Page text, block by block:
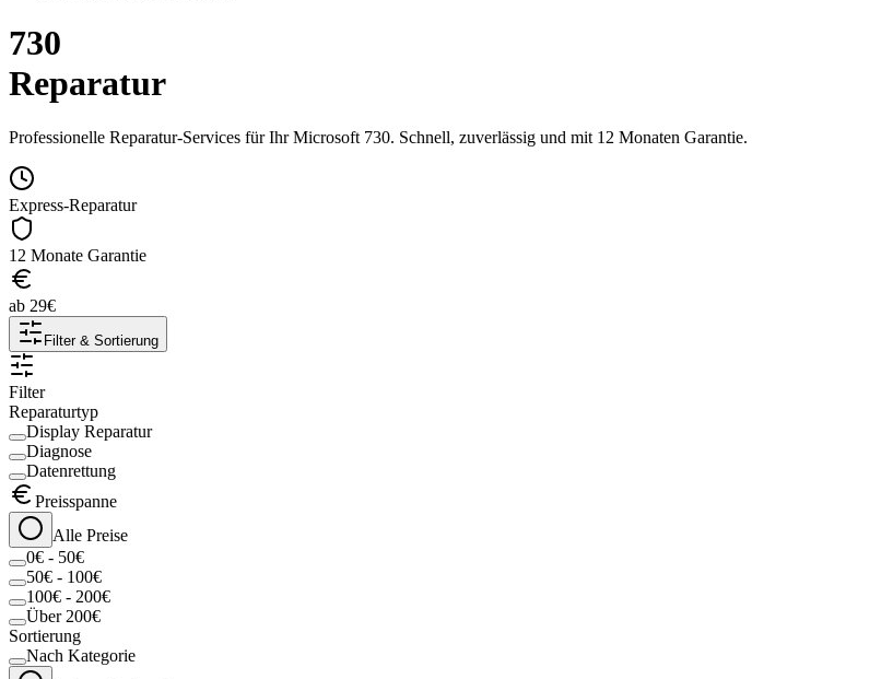
730
Reparatur
Professionelle Reparatur-Services für IhrMicrosoft 730. Schnell, zuverlässig und mit 12 Monaten Garantie.
Express-Reparatur
12 Monate Garantie
ab 29€
Filter & Sortierung
Filter
Reparaturtyp
Display Reparatur
Diagnose
Datenrettung
Preisspanne
Alle Preise
0€ - 50€
50€ - 100€
100€ - 200€
Über 200€
Sortierung
Nach Kategorie